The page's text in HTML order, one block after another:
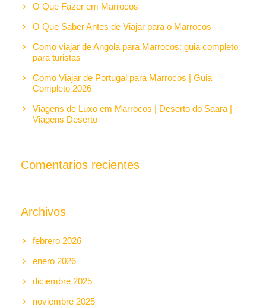
O Que Fazer em Marrocos
O Que Saber Antes de Viajar para o Marrocos
Como viajar de Angola para Marrocos: guia completo
para turistas
Como Viajar de Portugal para Marrocos | Guia
Completo 2026
Viagens de Luxo em Marrocos | Deserto do Saara |
Viagens Deserto
Comentarios recientes
Archivos
febrero 2026
enero 2026
diciembre 2025
noviembre 2025